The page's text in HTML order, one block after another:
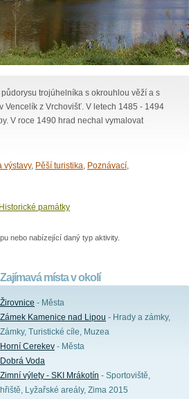
trojúhelníka s okrouhlou věží a s
Vencelík z Vrchovišť. V letech 1485 - 1494
V roce 1490 hrad nechal vymalovat
výstavy, Pěší turistika, Poznávací,
Historické památky
nebo nabízející daný typ aktivity.
Zajímavá místa v okolí
Žirovnice - Města
Zámek Kamenice nad Lipou - Hrady a zámky,
Zámky, Turistické cíle, Muzea
Horní Cerekev - Města
Dobrá Voda
Zimní výlety - SKI Mrákotín - Sportoviště,
hřiště, Lyžařské areály, Zima 2015